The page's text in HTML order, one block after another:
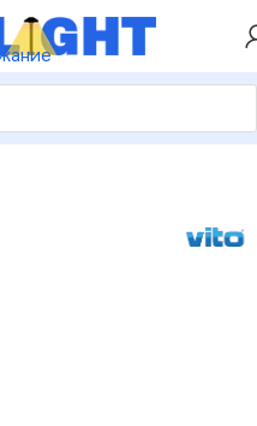
ОТ 5%
72W 3000K 9360Lm Черно